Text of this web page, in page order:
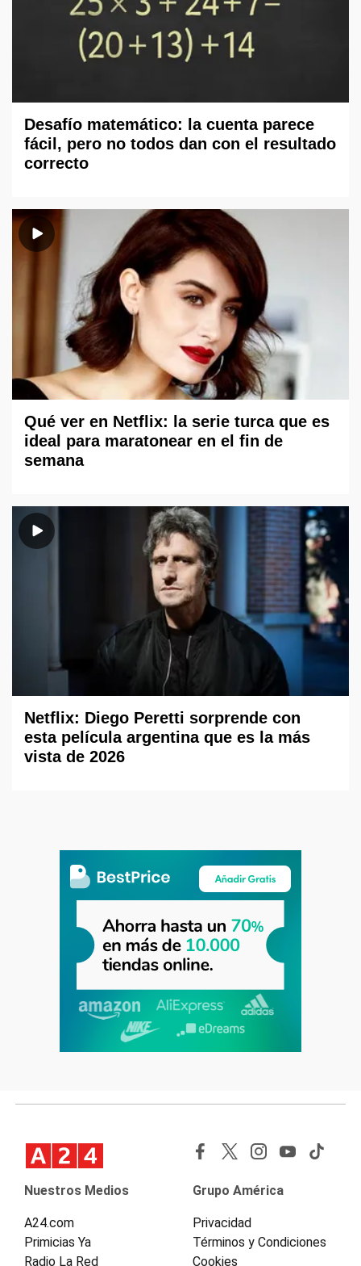
Desafío matemático: la cuenta parece
fácil, pero no todos dan con el resultado
correcto
Qué ver en Netflix: la serie turca que es
ideal para maratonear en el fin de
semana
Netflix: Diego Peretti sorprende con
esta película argentina que es la más
vista de 2026
Nuestros Medios
A24.com
Primicias Ya
Radio La Red
Grupo América
Privacidad
Términos y Condiciones
Cookies